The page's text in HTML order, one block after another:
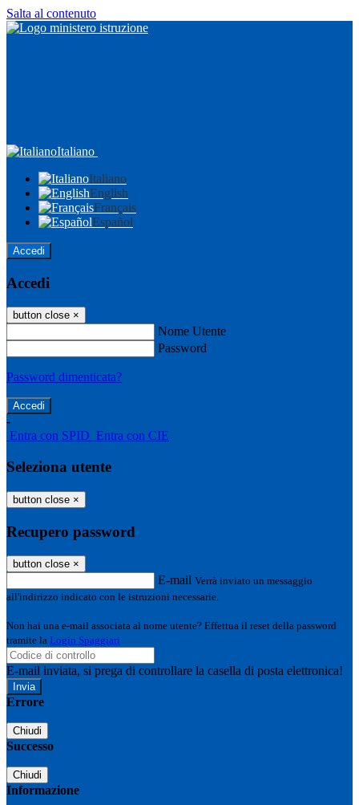
Salta al contenuto
Italiano
Italiano
English
Français
Español
Accedi
Accedi
button close ×
Nome Utente
Password
Password dimenticata?
-
Entra con SPID Entra con CIE
Seleziona utente
button close ×
Recupero password
button close ×
E-mail Verrà inviato un messaggio
all'indirizzo indicato con le istruzioni necessarie.
Non hai una e-mail associata al nome utente? Effettua il reset della password
tramite la Login Spaggiari
E-mail inviata, si prega di controllare la casella di posta elettronica!
Errore
Chiudi
Successo
Chiudi
Informazione